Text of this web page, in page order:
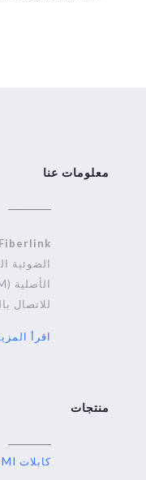
معلومات عنا
الضوئية
للاتصال
اقرأ
منتجات
كابلات HDMI الضوئية